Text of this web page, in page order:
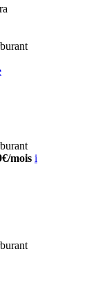
mois i